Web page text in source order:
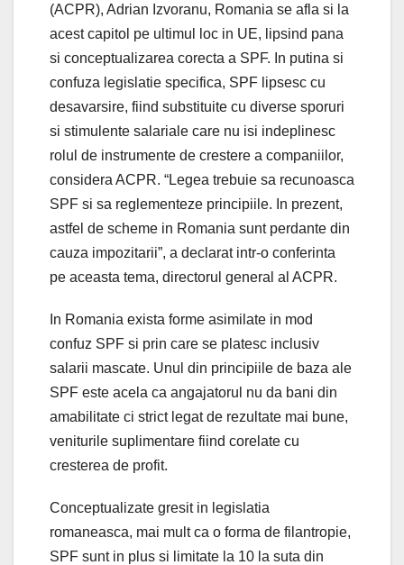
(ACPR), Adrian Izvoranu, Romania se afla si la
acest capitol pe ultimul loc in UE, lipsind pana
si conceptualizarea corecta a SPF. In putina si
confuza legislatie specifica, SPF lipsesc cu
desavarsire, fiind substituite cu diverse sporuri
si stimulente salariale care nu isi indeplinesc
rolul de instrumente de crestere a companiilor,
considera ACPR. “Legea trebuie sa recunoasca
SPF si sa reglementeze principiile. In prezent,
astfel de scheme in Romania sunt perdante din
cauza impozitarii”, a declarat intr-o conferinta
pe aceasta tema, directorul general al ACPR.
In Romania exista forme asimilate in mod
confuz SPF si prin care se platesc inclusiv
salarii mascate. Unul din principiile de baza ale
SPF este acela ca angajatorul nu da bani din
amabilitate ci strict legat de rezultate mai bune,
veniturile suplimentare fiind corelate cu
cresterea de profit.
Conceptualizate gresit in legislatia
romaneasca, mai mult ca o forma de filantropie,
SPF sunt in plus si limitate la 10 la suta din